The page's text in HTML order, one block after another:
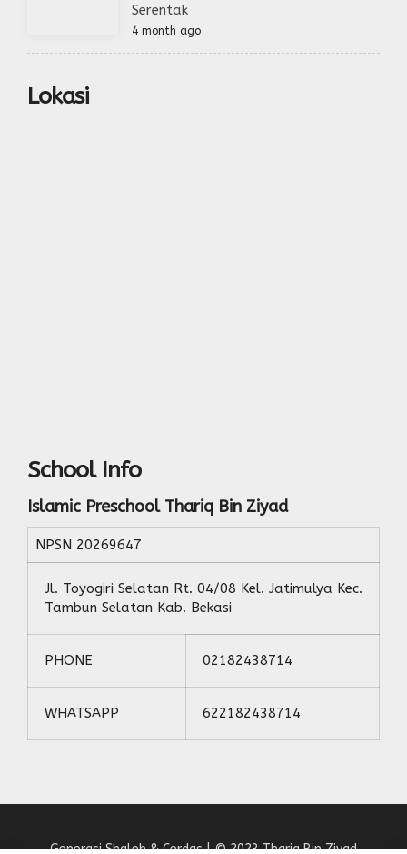
Serentak
4 month ago
Lokasi
School Info
Islamic Preschool Thariq Bin Ziyad
NPSN 20269647
Jl. Toyogiri Selatan Rt. 04/08 Kel. Jatimulya Kec.
Tambun Selatan Kab. Bekasi
PHONE 02182438714
WHATSAPP 622182438714
Generasi Shaleh & Cerdas | © 2023 Thariq Bin Ziyad